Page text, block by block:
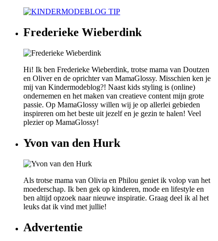
Frederieke Wieberdink
Hi! Ik ben Frederieke Wieberdink, trotse mama van Doutzen
en Oliver en de oprichter van MamaGlossy. Misschien ken je
mij van Kindermodeblog?! Naast kids styling is (online)
ondernemen en het maken van creatieve content mijn grote
passie. Op MamaGlossy willen wij je op allerlei gebieden
inspireren om het beste uit jezelf en je gezin te halen! Veel
plezier op MamaGlossy!
Yvon van den Hurk
Als trotse mama van Olivia en Philou geniet ik volop van het
moederschap. Ik ben gek op kinderen, mode en lifestyle en
ben altijd opzoek naar nieuwe inspiratie. Graag deel ik al het
leuks dat ik vind met jullie!
Advertentie